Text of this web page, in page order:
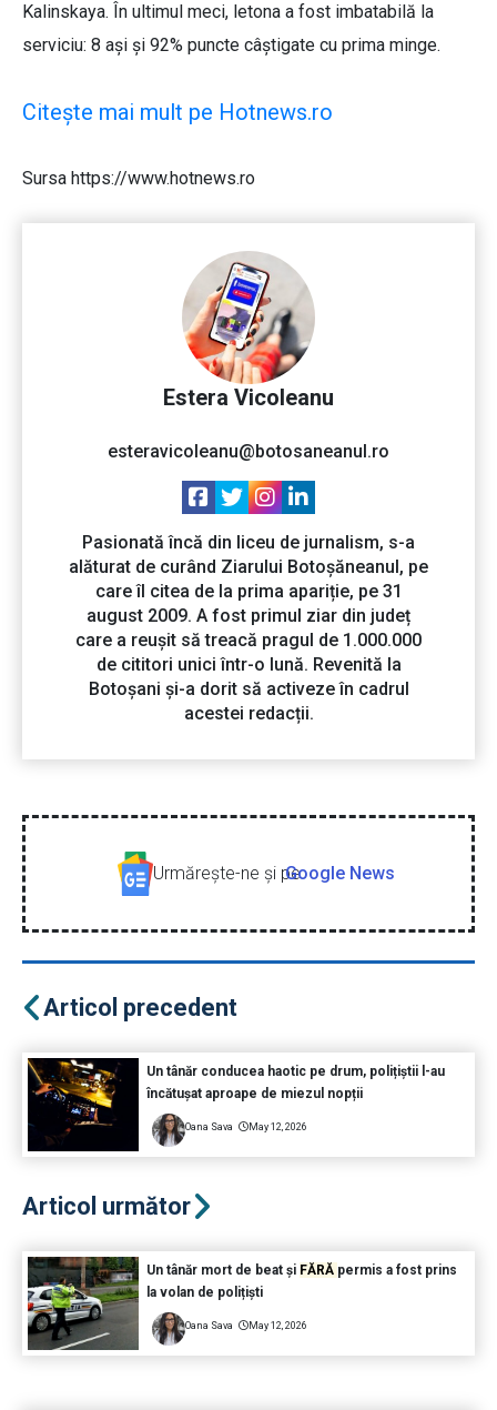
Kalinskaya. În ultimul meci, letona a fost imbatabilă la
serviciu: 8 ași și 92% puncte câștigate cu prima minge.
Citește mai mult pe Hotnews.ro
Sursa https://www.hotnews.ro
Estera Vicoleanu
esteravicoleanu@botosaneanul.ro
Pasionată încă din liceu de jurnalism, s-a
alăturat de curând Ziarului Botoșăneanul, pe
care îl citea de la prima apariție, pe 31
august 2009. A fost primul ziar din județ
care a reușit să treacă pragul de 1.000.000
de cititori unici într-o lună. Revenită la
Botoșani și-a dorit să activeze în cadrul
acestei redacții.
Urmăreşte-ne şi peGoogle News
Articol precedent
Un tânăr conducea haotic pe drum, polițiștii l-au
încătușat aproape de miezul nopții
Oana Sava May 12, 2026
Articol următor
Un tânăr mort de beat și FĂRĂ permis a fost prins
la volan de polițiști
Oana Sava May 12, 2026